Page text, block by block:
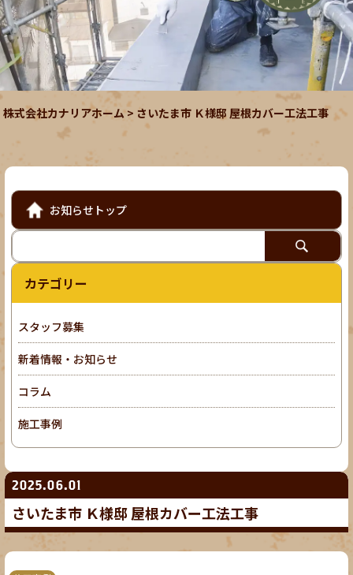
株式会社カナリアホーム> さいたま市 Ｋ様邸 屋根カバー工法工事
2025.06.01
さいたま市 Ｋ様邸 屋根カバー工法工事
お知らせトップ
カテゴリー
スタッフ募集
新着情報・お知らせ
コラム
施工事例